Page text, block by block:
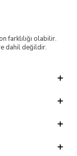
farklılığı olabilir.
dahil değildir.